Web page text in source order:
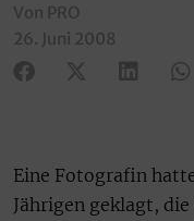
Von PRO
26. Juni 2008
Eine Fotografin
Jährigen geklagt,